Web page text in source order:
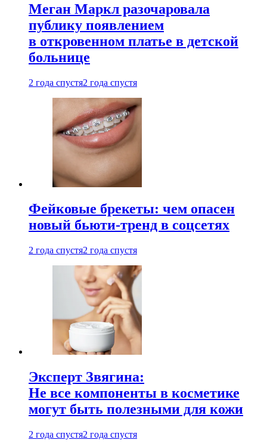
Меган Маркл разочаровала
публику появлением
в откровенном платье в детской
больнице
2 года спустя2 года спустя
Фейковые брекеты: чем опасен
новый бьюти-тренд в соцсетях
2 года спустя2 года спустя
Эксперт Звягина:
Не все компоненты в косметике
могут быть полезными для кожи
2 года спустя2 года спустя